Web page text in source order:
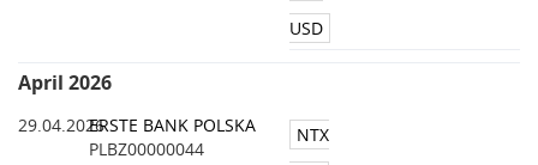
USD
April 2026
29.04.2026ERSTE BANK POLSKA
PLBZ00000044
NTX